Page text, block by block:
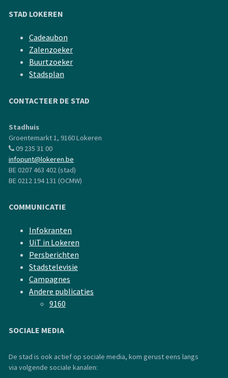
STAD LOKEREN
Cadeaubon
Zalenzoeker
Buurtzoeker
Stadsplan
CONTACTEER DE STAD
Stadhuis
Groentemarkt 1, 9160 Lokeren
09 235 31 00
infopunt@lokeren.be
BE 0207 463 402 (stad)
BE 0212 194 131 (OCMW)
COMMUNICATIE
Infokranten
UiT in Lokeren
Persberichten
Stadstelevisie
Campagnes
Andere publicaties
9160
SOCIALE MEDIA
De stad is ook actief op sociale media, kom gerust eens langs
via volgende sociale kanalen: